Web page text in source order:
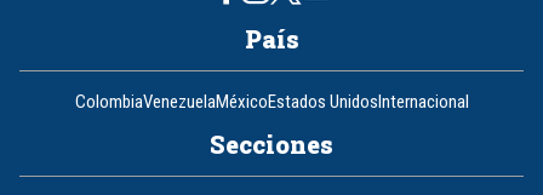
País
ColombiaVenezuelaMéxicoEstados UnidosInternacional
Secciones